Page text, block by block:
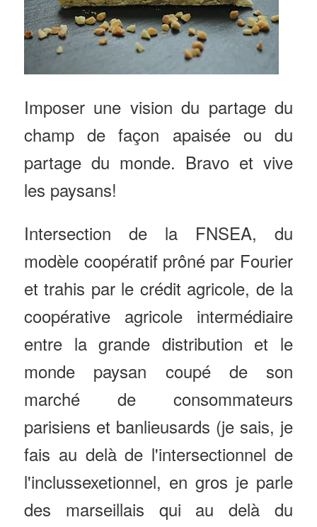
Imposer une vision du partage du
champ de façon apaisée ou du
partage du monde. Bravo et vive
les paysans!
Intersection de la FNSEA, du
modèle coopératif prôné par Fourier
et trahis par le crédit agricole, de la
coopérative agricole intermédiaire
entre la grande distribution et le
monde paysan coupé de son
marché de consommateurs
parisiens et banlieusards (je sais, je
fais au delà de l'intersectionnel de
l'inclussexetionnel, en gros je parle
des marseillais qui au delà du